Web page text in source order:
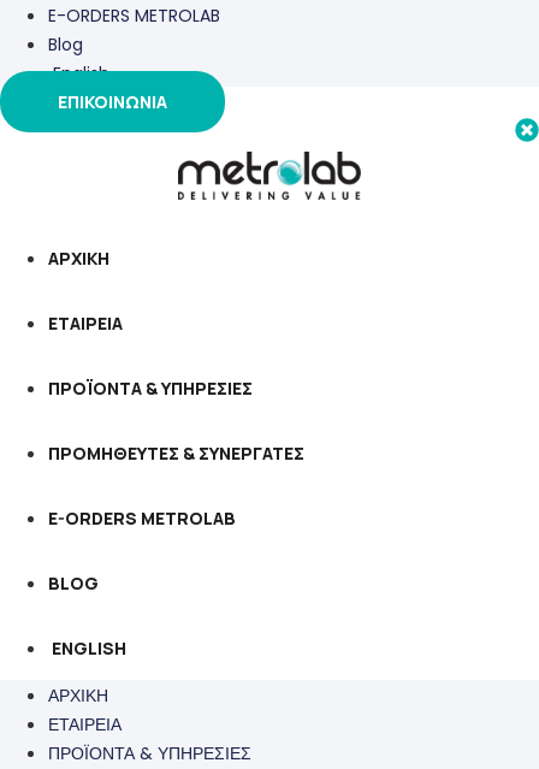
E-ORDERS METROLAB
Blog
English
ΕΠΙΚΟΙΝΩΝΙΑ
ΑΡΧΙΚΗ
ΕΤΑΙΡΕΙΑ
ΠΡΟΪΟΝΤΑ & ΥΠΗΡΕΣΙΕΣ
ΠΡΟΜΗΘΕΥΤΕΣ & ΣΥΝΕΡΓΑΤΕΣ
E-ORDERS METROLAB
BLOG
ENGLISH
ΑΡΧΙΚΗ
ΕΤΑΙΡΕΙΑ
ΠΡΟΪΟΝΤΑ & ΥΠΗΡΕΣΙΕΣ